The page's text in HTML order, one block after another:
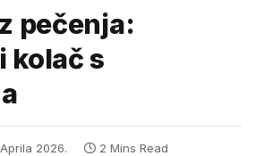
pečenja:
kolač s
2026. 2 Mins Read